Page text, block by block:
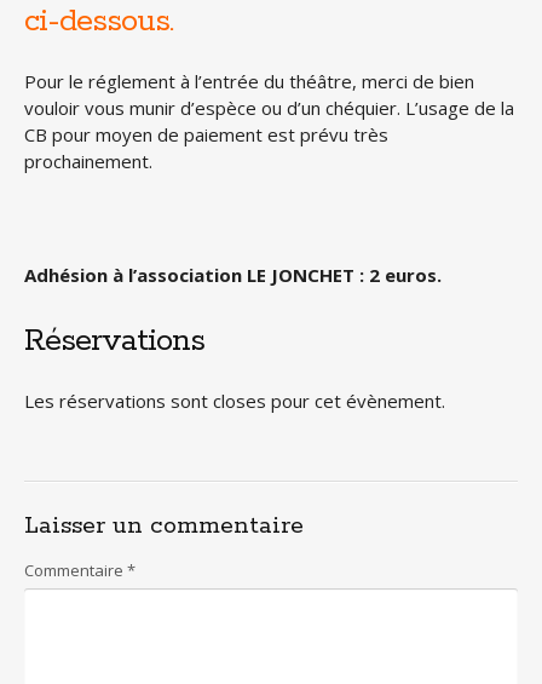
ci-dessous.
Pour le réglement à l’entrée du théâtre, merci de bien
vouloir vous munir d’espèce ou d’un chéquier. L’usage de la
CB pour moyen de paiement est prévu très
prochainement.
Adhésion à l’association LE JONCHET : 2 euros.
Réservations
Les réservations sont closes pour cet évènement.
Laisser un commentaire
Commentaire *